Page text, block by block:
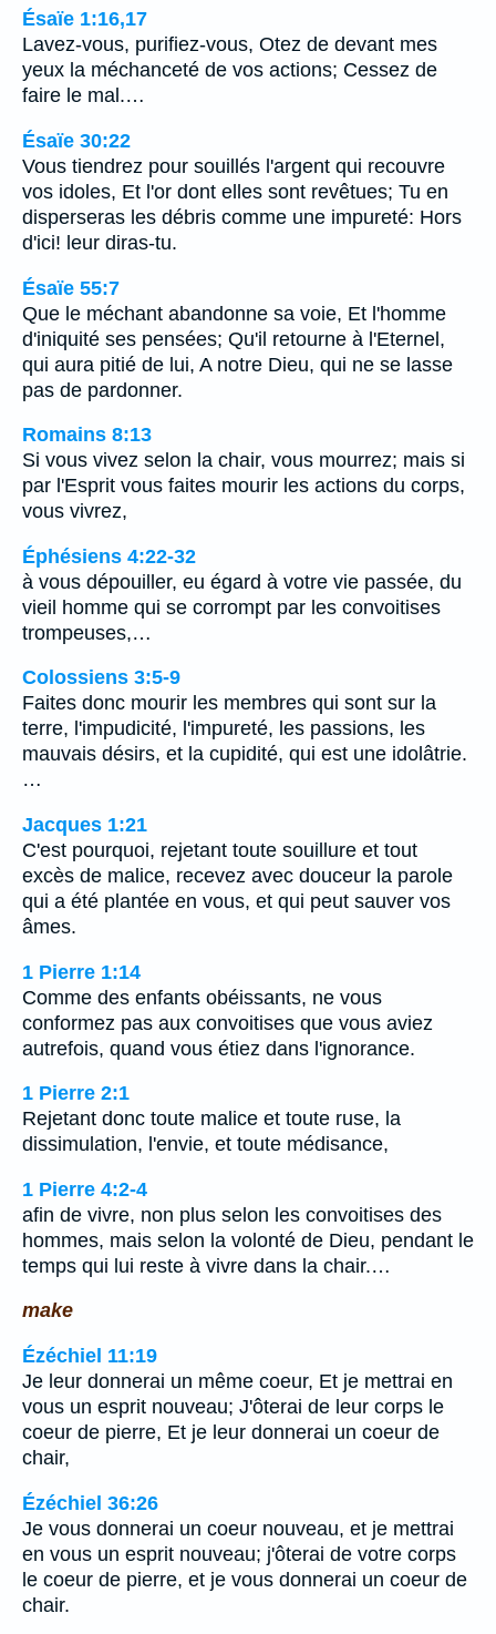
Ésaïe 1:16,17
Lavez-vous, purifiez-vous, Otez de devant mes
yeux la méchanceté de vos actions; Cessez de
faire le mal.…
Ésaïe 30:22
Vous tiendrez pour souillés l'argent qui recouvre
vos idoles, Et l'or dont elles sont revêtues; Tu en
disperseras les débris comme une impureté: Hors
d'ici! leur diras-tu.
Ésaïe 55:7
Que le méchant abandonne sa voie, Et l'homme
d'iniquité ses pensées; Qu'il retourne à l'Eternel,
qui aura pitié de lui, A notre Dieu, qui ne se lasse
pas de pardonner.
Romains 8:13
Si vous vivez selon la chair, vous mourrez; mais si
par l'Esprit vous faites mourir les actions du corps,
vous vivrez,
Éphésiens 4:22-32
à vous dépouiller, eu égard à votre vie passée, du
vieil homme qui se corrompt par les convoitises
trompeuses,…
Colossiens 3:5-9
Faites donc mourir les membres qui sont sur la
terre, l'impudicité, l'impureté, les passions, les
mauvais désirs, et la cupidité, qui est une idolâtrie.
…
Jacques 1:21
C'est pourquoi, rejetant toute souillure et tout
excès de malice, recevez avec douceur la parole
qui a été plantée en vous, et qui peut sauver vos
âmes.
1 Pierre 1:14
Comme des enfants obéissants, ne vous
conformez pas aux convoitises que vous aviez
autrefois, quand vous étiez dans l'ignorance.
1 Pierre 2:1
Rejetant donc toute malice et toute ruse, la
dissimulation, l'envie, et toute médisance,
1 Pierre 4:2-4
afin de vivre, non plus selon les convoitises des
hommes, mais selon la volonté de Dieu, pendant le
temps qui lui reste à vivre dans la chair.…
make
Ézéchiel 11:19
Je leur donnerai un même coeur, Et je mettrai en
vous un esprit nouveau; J'ôterai de leur corps le
coeur de pierre, Et je leur donnerai un coeur de
chair,
Ézéchiel 36:26
Je vous donnerai un coeur nouveau, et je mettrai
en vous un esprit nouveau; j'ôterai de votre corps
le coeur de pierre, et je vous donnerai un coeur de
chair.